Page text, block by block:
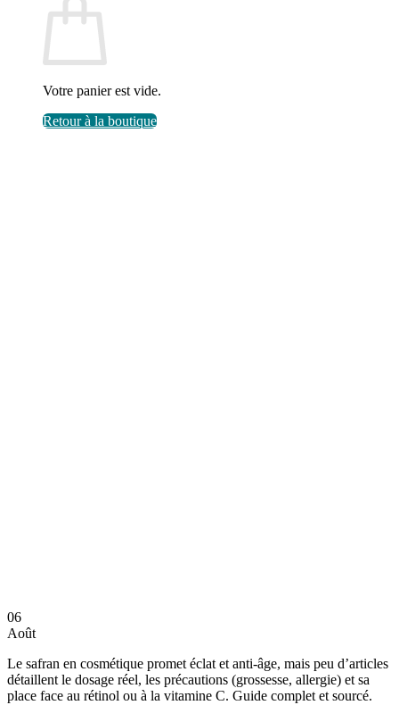
Votre panier est vide.
Retour à la boutique
06
Août
Le safran en cosmétique promet éclat et anti-âge, mais peu d’articles
détaillent le dosage réel, les précautions (grossesse, allergie) et sa
place face au rétinol ou à la vitamine C. Guide complet et sourcé.